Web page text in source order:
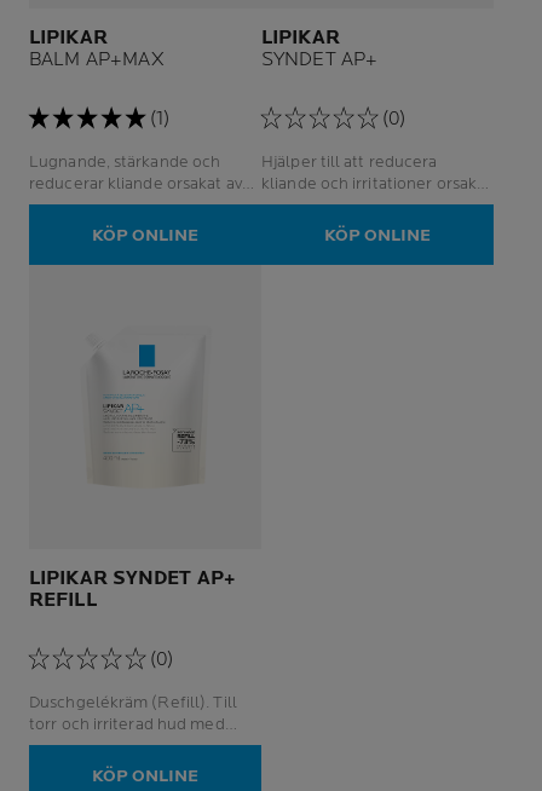
LIPIKAR
BALM AP+MAX
(1)
Lugnande, stärkande och
reducerar kliande orsakat av
torr hud
KÖP ONLINE
LIPIKAR
SYNDET AP+
(0)
Hjälper till att reducera
kliande och irritationer orsakat
av torrhet, redan i
duschen.Lugnar
duschgelécreme Ansikte och
KÖP ONLINE
LIPIKAR SYNDET AP+
REFILL
(0)
Duschgelékräm (Refill). Till
torr och irriterad hud med
tendens till atopi.
KÖP ONLINE